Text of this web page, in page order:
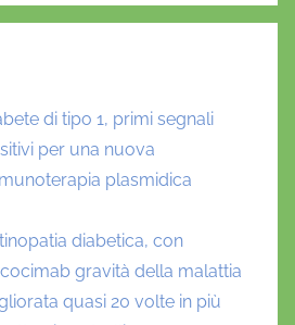
di tipo 1, primi segnali
per una nuova
plasmidica
diabetica, con
gravità della malattia
quasi 20 volte in più